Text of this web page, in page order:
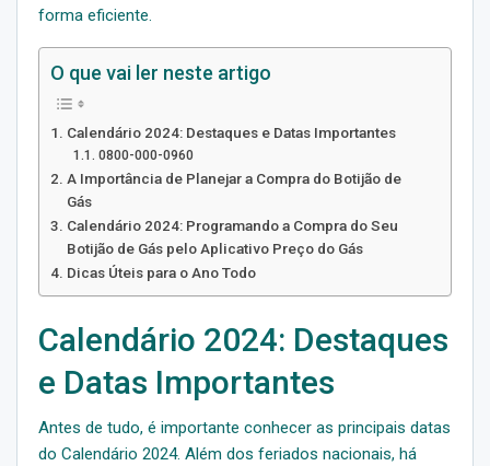
forma eficiente.
O que vai ler neste artigo
Calendário 2024: Destaques e Datas Importantes
0800-000-0960
A Importância de Planejar a Compra do Botijão de
Gás
Calendário 2024: Programando a Compra do Seu
Botijão de Gás pelo Aplicativo Preço do Gás
Dicas Úteis para o Ano Todo
Calendário 2024: Destaques
e Datas Importantes
Antes de tudo, é importante conhecer as principais datas
do Calendário 2024. Além dos feriados nacionais, há